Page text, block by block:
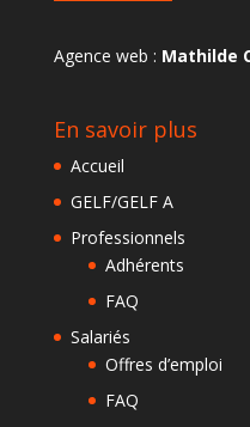
Agence web : Mathilde
En savoir plus
Accueil
GELF/GELF A
Professionnels
Adhérents
FAQ
Salariés
Offres d’emploi
FAQ